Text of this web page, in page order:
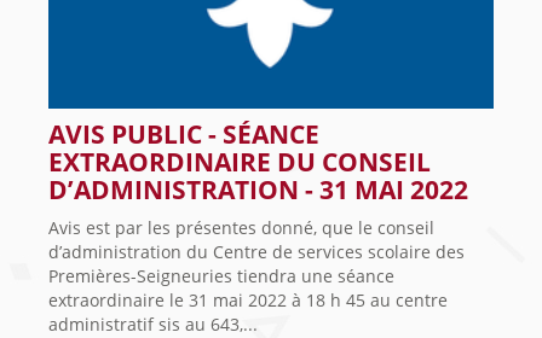
AVIS PUBLIC - SÉANCE
EXTRAORDINAIRE DU CONSEIL
D’ADMINISTRATION - 31 MAI 2022
Avis est par les présentes donné, que le conseil
d’administration du Centre de services scolaire des
Premières-Seigneuries tiendra une séance
extraordinaire le 31 mai 2022 à 18 h 45 au centre
administratif sis au 643,...